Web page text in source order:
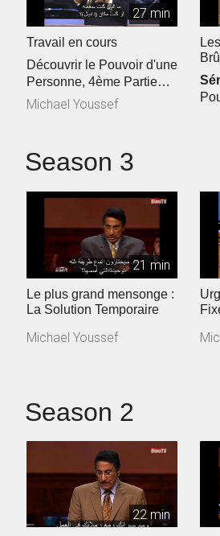
27 min
Travail en cours
Découvrir le Pouvoir d'une
Personne, 4ème Partie
Référence Biblique:
Michael Youssef
Season 3
21 min
Le plus grand mensonge :
La Solution Temporaire
Michael Youssef
Season 2
22 min